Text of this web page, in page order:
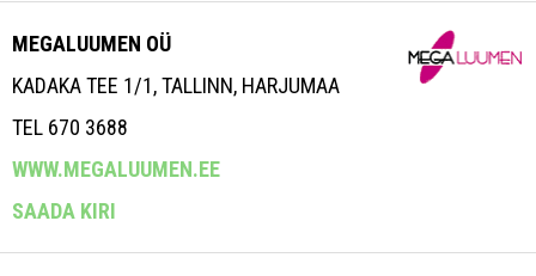
MEGALUUMEN OÜ
KADAKA TEE 1/1, TALLINN, HARJUMAA
TEL 670 3688
WWW.MEGALUUMEN.EE
SAADA KIRI